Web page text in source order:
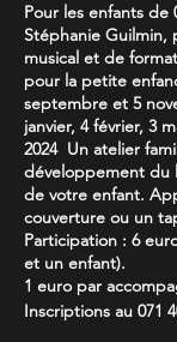
Pour les enfants de
Stéphanie Guilmin,
musical et de
pour la petite
septembre et 5
janvier, 4 février, 3
2024 Un atelier
développement du
de votre enfant.
couverture ou un
Participation : 6
et un enfant).
1 euro par
Inscriptions au 071